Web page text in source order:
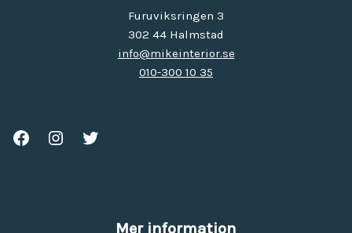
Furuviksringen 3
302 44 Halmstad
info@mikeinterior.se
010-300 10 35
Mer information